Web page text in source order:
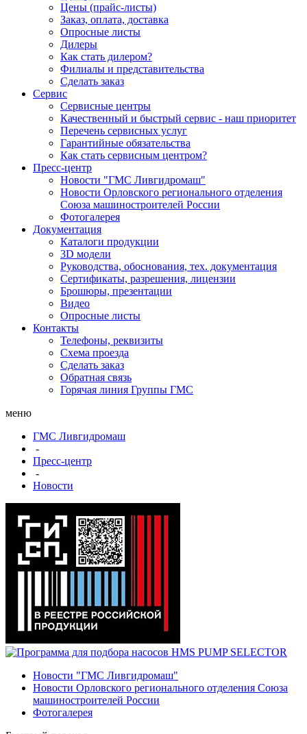
Цены (прайс-листы)
Заказ, оплата, доставка
Опросные листы
Дилеры
Как стать дилером?
Филиалы и представительства
Сделать заказ
Сервис
Сервисные центры
Качественный и быстрый сервис - наш приоритет
Перечень сервисных услуг
Гарантийные обязательства
Как стать сервисным центром?
Пресс-центр
Новости "ГМС Ливгидромаш"
Новости Орловского регионального отделения
Союза машиностроителей России
Фотогалерея
Документация
Каталоги продукции
3D модели
Руководства, обоснования, тех. документация
Сертификаты, разрешения, лицензии
Брошюры, презентации
Видео
Опросные листы
Контакты
Телефоны, реквизиты
Схема проезда
Сделать заказ
Обратная связь
Горячая линия Группы ГМС
меню
ГМС Ливгидромаш
-
Пресс-центр
-
Новости
Новости "ГМС Ливгидромаш"
Новости Орловского регионального отделения Союза
машиностроителей России
Фотогалерея